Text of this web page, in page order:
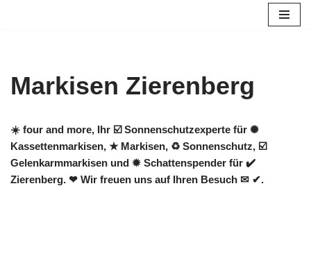
Markisen Zierenberg
☀️ four and more, Ihr ☑️ Sonnenschutzexperte für ✺
Kassettenmarkisen, ★ Markisen, ♻ Sonnenschutz, ☑️
Gelenkarmmarkisen und ✹ Schattenspender für ✔️
Zierenberg. ❤ Wir freuen uns auf Ihren Besuch ✉ ✔.